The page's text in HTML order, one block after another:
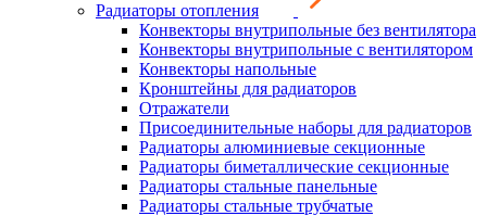
Радиаторы отопления
Конвекторы внутрипольные без вентилятора
Конвекторы внутрипольные с вентилятором
Конвекторы напольные
Кронштейны для радиаторов
Отражатели
Присоединительные наборы для радиаторов
Радиаторы алюминиевые секционные
Радиаторы биметаллические секционные
Радиаторы стальные панельные
Радиаторы стальные трубчатые